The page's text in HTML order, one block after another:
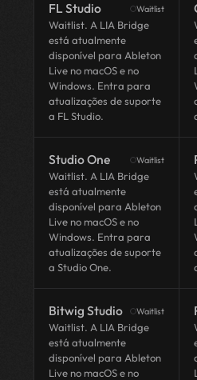
FL Studio Waitlist
Waitlist. A LIA Bridge
está atualmente
disponível para Ableton
Live no macOS e no
Windows. Entra para
atualizações de suporte
a FL Studio.
Studio One Waitlist
Waitlist. A LIA Bridge
está atualmente
disponível para Ableton
Live no macOS e no
Windows. Entra para
atualizações de suporte
a Studio One.
Bitwig Studio Waitlist
Waitlist. A LIA Bridge
está atualmente
disponível para Ableton
Live no macOS e no